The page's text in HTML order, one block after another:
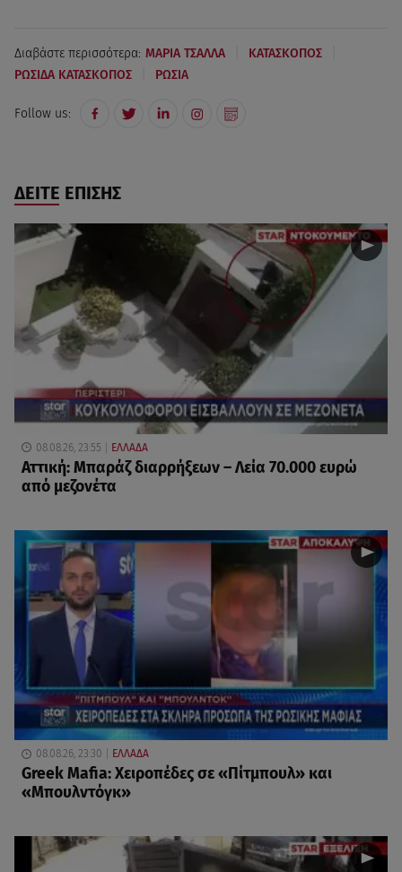
Διαβάστε περισσότερα: ΜΑΡΙΑ ΤΣΑΛΛΑ ΚΑΤΑΣΚΟΠΟΣ
ΡΩΣΙΔΑ ΚΑΤΑΣΚΟΠΟΣ ΡΩΣΙΑ
Follow us:
ΔΕΙΤΕ ΕΠΙΣΗΣ
08.08.26, 23:55 ΕΛΛΑΔΑ
Αττική: Μπαράζ διαρρήξεων – Λεία 70.000 ευρώ
από μεζονέτα
08.08.26, 23:30 ΕΛΛΑΔΑ
Greek Mafia: Χειροπέδες σε «Πίτμπουλ» και
«Μπουλντόγκ»